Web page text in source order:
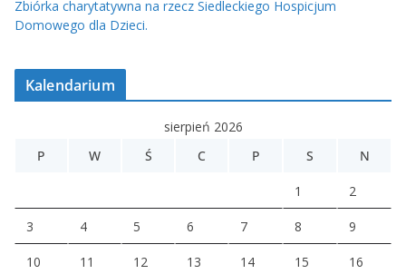
Zbiórka charytatywna na rzecz Siedleckiego Hospicjum
Domowego dla Dzieci.
Kalendarium
sierpień 2026
P
W Ś C P S N
1 2
3 4 5 6 7 8 9
10 11 12 13 14 15 16